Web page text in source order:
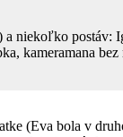
a niekoľko postáv:
kameramana bez
(Eva bola v